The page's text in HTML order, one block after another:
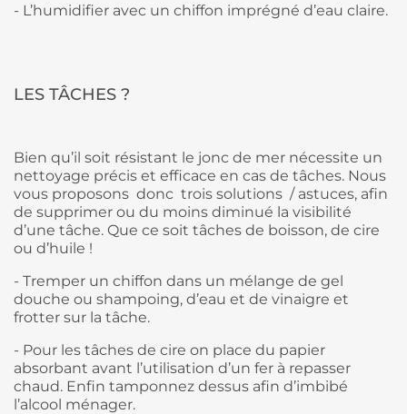
- L’humidifier avec un chiffon imprégné d’eau claire.
LES TÂCHES ?
Bien qu’il soit résistant le jonc de mer nécessite un
nettoyage précis et efficace en cas de tâches. Nous
vous proposons donc trois solutions / astuces, afin
de supprimer ou du moins diminué la visibilité
d’une tâche. Que ce soit tâches de boisson, de cire
ou d’huile !
- Tremper un chiffon dans un mélange de gel
douche ou shampoing, d’eau et de vinaigre et
frotter sur la tâche.
- Pour les tâches de cire on place du papier
absorbant avant l’utilisation d’un fer à repasser
chaud. Enfin tamponnez dessus afin d’imbibé
l’alcool ménager.